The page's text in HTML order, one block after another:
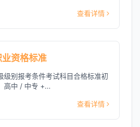
查看详情
资格标准
级别报考条件考试科目合格标准初
高中 / 中专 +...
查看详情